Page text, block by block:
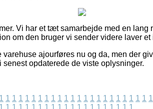
Vi har et tæt samarbejde med en
om den bruger vi sender videre laver et
varehuse ajourføres nu og da, men der
opdaterede de viste oplysninger.
1 1 1 1 1 1 1 1 1 1 1 1 1 1 1 1 1 1 1 1 1 1 1 1
1 1 1 1 1 1 1 1 1 1 1 1 1 1 1 1 1 1 1 1 1